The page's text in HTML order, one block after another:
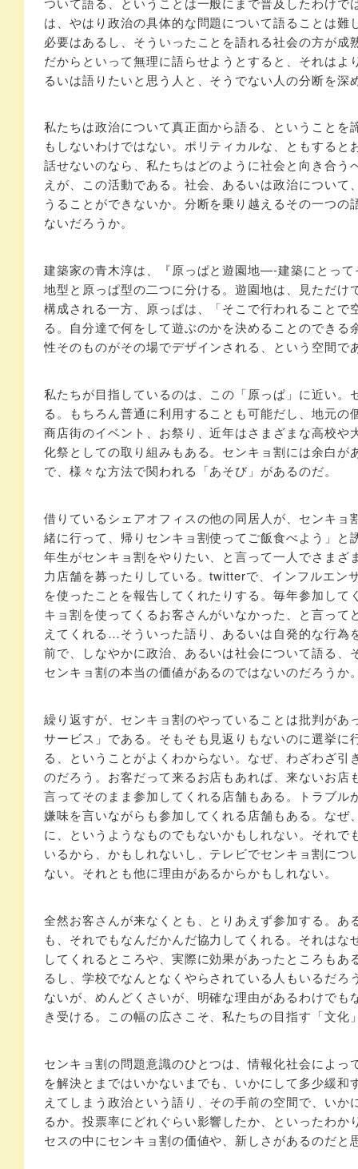
は、やはり政治の具体的な問題について語ることは
必要はあるし、そういったことを語れる社会の方が
だからといって無理に語らせようとすると、それは
るいは語りたいと思う人と、そうでない人の分断を深
私たちは政治について真正面から語る、ということ
もしないわけではない。ポリティカルな、ともする
話せないのなら、私たちはどのように社会と向き合
えが、この活動である。社会、あるいは政治につい
うることができないか。分断を乗り越えるその一つ
ないだろうか。
建築家の青木淳は、『原っぱと遊園地—-建築にとっ
地型と原っぱ型の二つに分ける。遊園地は、見ただ
構成される一方、原っぱは、「そこで行われること
る。自分達で何をして遊ぶのかを決めることのでき
性そのものがその場でデザインされる、という空間で
私たちが目指しているのは、この「原っぱ」に近い
る。もちろん普通に利用することも可能だし、地元
商店街のイベント、お祭り、近年はさまざまな高校
化祭としての取り組みもある。センキョ割には余白
で、様々な方法で関われる「あそび」があるのだ。
借りているシェアオフィスの他の同居人が、センキ
緒に行って、帰りセンキョ割使ってご飯食べよう」
年生がセンキョ割をやりたい、と言って一人でさま
力店舗を募ったりしている。twitterで、インフルエン
を使ったことを報告してくれたりする。毎年参加し
キョ割を使ってくるお客さんがいなかった、と言っ
えてくれる…そういった語り、あるいは自発的な行為
前で、しなやかに政治、あるいは社会について語る
センキョ割の本当の価値があるのではないのだろうか
繰り返すが、センキョ割のやっていることは批判が
サービス」である。そもそも見返りもないのに選挙
る、ということがよくわからない。なぜ、わざわざ
のだろう。お客だって来るお店もあれば、来ないお
言ってそのまま参加してくれる店舗もある。トラブ
嫌味を言いながらも参加してくれる店舗もある。な
に、というようなものでもないかもしれない。それ
いるから、かもしれないし、テレビでセンキョ割に
ない。それとも他に理由があるからかもしれない。
全然お客さんが来なくとも、とりあえず参加する。
も、それでもなんだかんだ協力してくれる。それは
してくれるところや、実際に効果があったところも
るし、学校でなんとなくやらされている人もいるだ
ないが、めんどくさいが、明確な理由があるわけで
き受ける。この幅の広さこそ、私たちの目指す「文化
センキョ割の問題意識のひとつは、情報化社会によ
を解決とまではいかないまでも、いかにして多少緩
えてしまう政治という語り、その手前の空間で、い
るか。投票率にどれぐらい影響したか、といったわ
セスの中にセンキョ割の価値や、新しさがあるのだと